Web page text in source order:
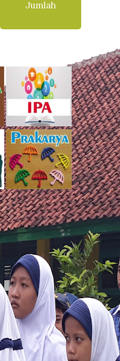
Jumlah